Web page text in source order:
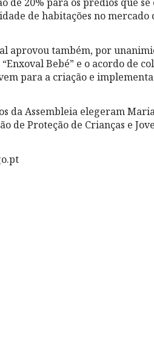
de habitações no mercado
aprovou também, por
Bebé” e o acordo de
para a criação e
da Assembleia elegeram
de Proteção de Crianças e